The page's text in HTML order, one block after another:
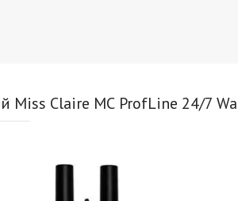
Miss Claire МС ProfLine 24/7